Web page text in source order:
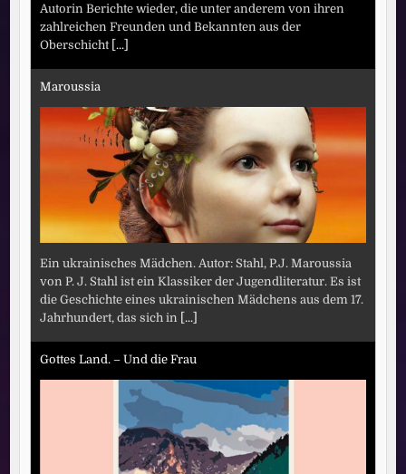
Autorin Berichte wieder, die unter anderem von ihren
zahlreichen Freunden und Bekannten aus der
Oberschicht [...]
Maroussia
Ein ukrainisches Mädchen. Autor: Stahl, P.J. Maroussia
von P. J. Stahl ist ein Klassiker der Jugendliteratur. Es ist
die Geschichte eines ukrainischen Mädchens aus dem 17.
Jahrhundert, das sich in [...]
Gottes Land. – Und die Frau